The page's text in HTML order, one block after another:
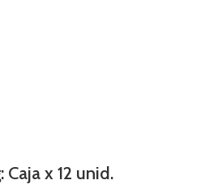
x 12 unid.